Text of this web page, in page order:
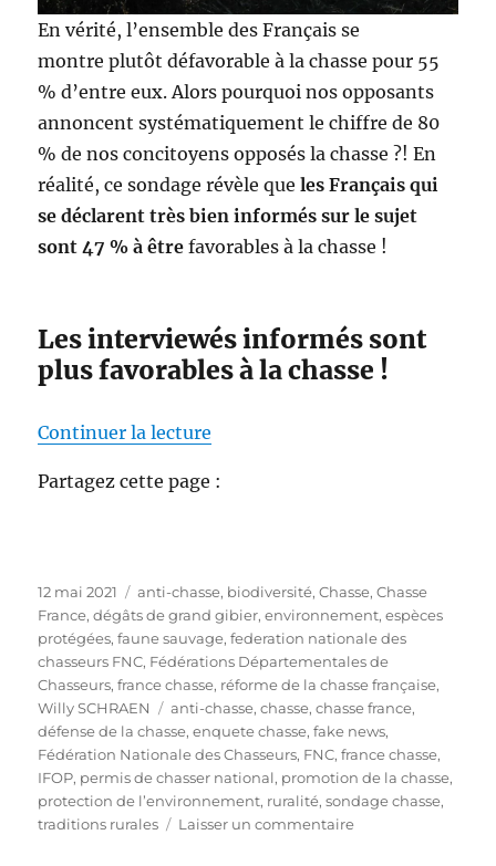
En vérité, l’ensemble des Français se
montre plutôt défavorable à la chasse pour 55
% d’entre eux. Alors pourquoi nos opposants
annoncent systématiquement le chiffre de 80
% de nos concitoyens opposés la chasse ?! En
réalité, ce sondage révèle queles Français qui
se déclarent très bien informés sur le sujet
sont 47 % à êtrefavorables à la chasse !
Les interviewés informés sont
plus favorables à la chasse !
Continuer la lecture
Partagez cette page :
P
u
b
l
i
é
l
e
12 mai 2021
C
a
t
é
g
o
r
i
e
s
anti-chasse, biodiversité,Chasse,Chasse
France,dégâts de grand gibier,environnement,espèces
protégées,faune sauvage,federation nationale des
chasseurs FNC, Fédérations Départementales de
Chasseurs,france chasse, réforme de la chasse française,
Willy SCHRAEN
É
t
i
q
u
e
anti-chasse,chasse,chasse france,
défense de la chasse,enquete chasse,fake news,
Fédération Nationale des Chasseurs, FNC,france chasse,
IFOP, permis de chasser national, promotion de la chasse,
protection de l’environnement, ruralité,sondage chasse,
traditions rurales
Laisser un commentaires